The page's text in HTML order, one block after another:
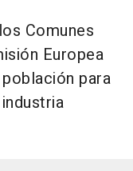
Comunes
Europea
para